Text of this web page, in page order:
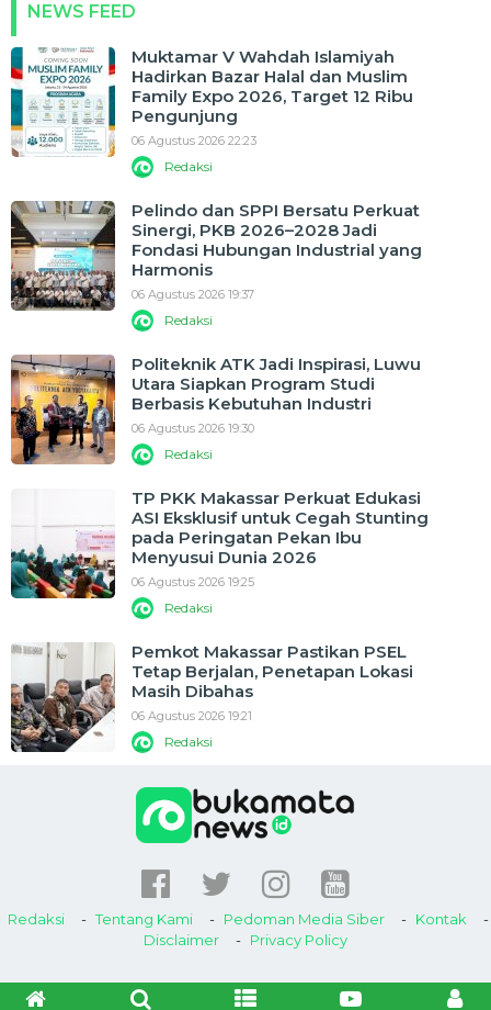
NEWS FEED
Muktamar V Wahdah Islamiyah
Hadirkan Bazar Halal dan Muslim
Family Expo 2026, Target 12 Ribu
Pengunjung
06 Agustus 2026 22:23
Redaksi
Pelindo dan SPPI Bersatu Perkuat
Sinergi, PKB 2026–2028 Jadi
Fondasi Hubungan Industrial yang
Harmonis
06 Agustus 2026 19:37
Redaksi
Politeknik ATK Jadi Inspirasi, Luwu
Utara Siapkan Program Studi
Berbasis Kebutuhan Industri
06 Agustus 2026 19:30
Redaksi
TP PKK Makassar Perkuat Edukasi
ASI Eksklusif untuk Cegah Stunting
pada Peringatan Pekan Ibu
Menyusui Dunia 2026
06 Agustus 2026 19:25
Redaksi
Pemkot Makassar Pastikan PSEL
Tetap Berjalan, Penetapan Lokasi
Masih Dibahas
06 Agustus 2026 19:21
Redaksi
Redaksi Tentang Kami Pedoman Media Siber
Kontak
Disclaimer
Privacy Policy